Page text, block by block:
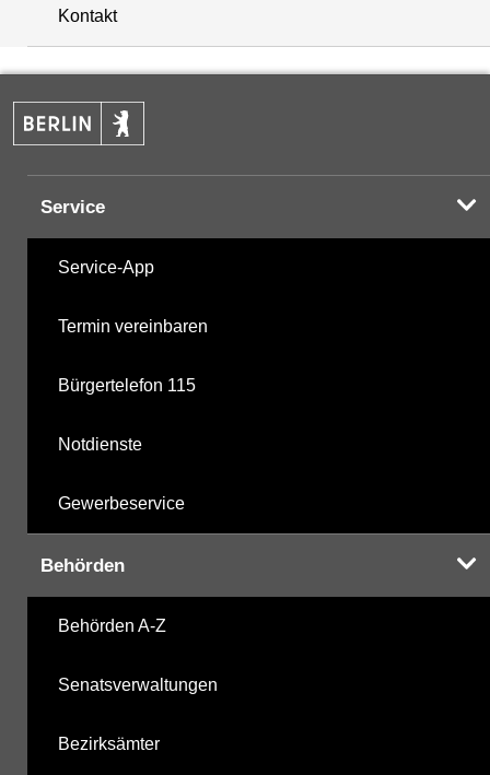
+
−
Kontakt
Service
Service-App
Termin vereinbaren
Bürgertelefon 115
Notdienste
Gewerbeservice
Behörden
Behörden A-Z
Senatsverwaltungen
Bezirksämter